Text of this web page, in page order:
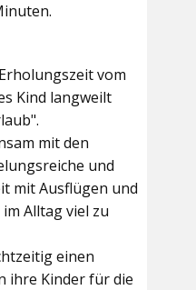
vom
Kind langweilt
mit den
und
mit Ausflügen und
Alltag viel zu
einen
ihre Kinder für die